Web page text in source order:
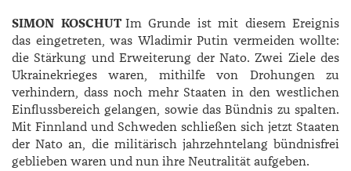
SIMON KOSCHUTIm Grunde ist mit diesem Ereignis
das eingetreten, was Wladimir Putin vermeiden wollte:
die Stärkung und Erweiterung der Nato. Zwei Ziele des
Ukrainekrieges waren, mithilfe von Drohungen zu
verhindern, dass noch mehr Staaten in den westlichen
Einflussbereich gelangen, sowie das Bündnis zu spalten.
Mit Finnland und Schweden schließen sich jetzt Staaten
der Nato an, die militärisch jahrzehntelang bündnisfrei
geblieben waren und nun ihre Neutralität aufgeben.